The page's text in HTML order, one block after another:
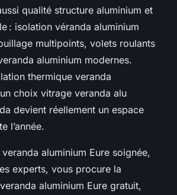
qualité structure aluminium et
: isolation véranda aluminium
multipoints, volets roulants
aluminium modernes.
thermique veranda
choix vitrage veranda alu
devient réellement un espace
l’année.
aluminium Eure soignée,
experts, vous procure la
aluminium Eure gratuit,